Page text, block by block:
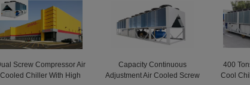
Screw Compressor Air
Cooled Chiller With High
Capacity Continuous
Adjustment Air Cooled Screw
400
Cool